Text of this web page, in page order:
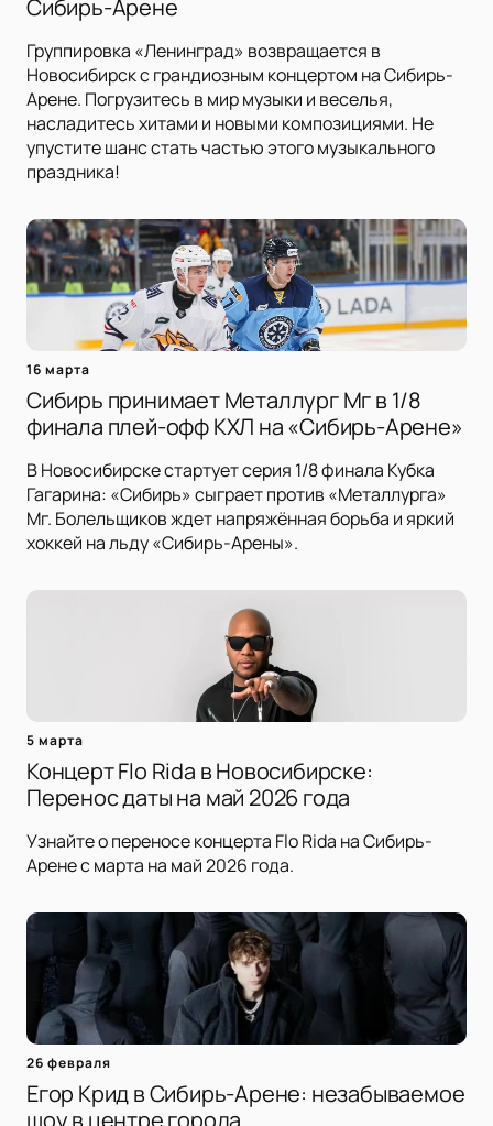
Сибирь-Арене
Группировка «Ленинград» возвращается в
Новосибирск с грандиозным концертом на Сибирь-
Арене. Погрузитесь в мир музыки и веселья,
насладитесь хитами и новыми композициями. Не
упустите шанс стать частью этого музыкального
праздника!
16 марта
Сибирь принимает Металлург Мг в 1/8
финала плей-офф КХЛ на «Сибирь-Арене»
В Новосибирске стартует серия 1/8 финала Кубка
Гагарина: «Сибирь» сыграет против «Металлурга»
Мг. Болельщиков ждет напряжённая борьба и яркий
хоккей на льду «Сибирь-Арены».
5 марта
Концерт Flo Rida в Новосибирске:
Перенос даты на май 2026 года
Узнайте о переносе концерта Flo Rida на Сибирь-
Арене с марта на май 2026 года.
26 февраля
Егор Крид в Сибирь-Арене: незабываемое